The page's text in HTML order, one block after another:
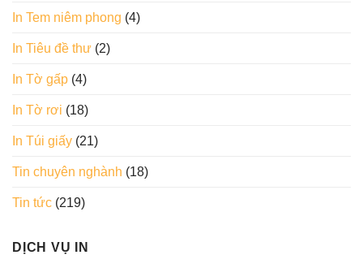
In Tem niêm phong (4)
In Tiêu đề thư (2)
In Tờ gấp (4)
In Tờ rơi (18)
In Túi giấy (21)
Tin chuyên nghành (18)
Tin tức (219)
DỊCH VỤ IN